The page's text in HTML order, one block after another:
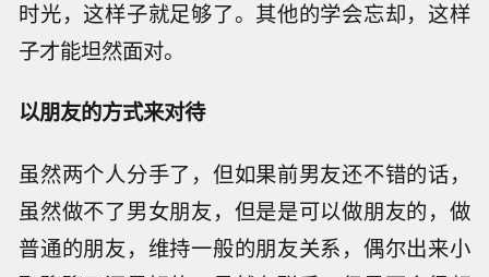
时光，这样子就足够了。其他的学会忘却，这样
子才能坦然面对。
以朋友的方式来对待
虽然两个人分手了，但如果前男友还不错的话，
虽然做不了男女朋友，但是是可以做朋友的，做
普通的朋友，维持一般的朋友关系，偶尔出来小